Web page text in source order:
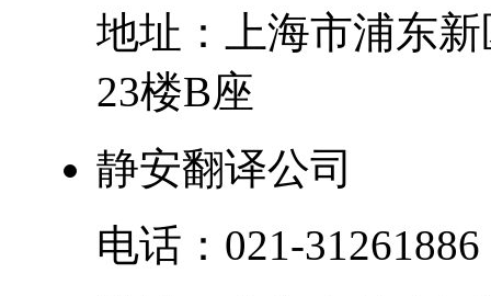
地址：
上海市浦东新
23楼B座
静安翻译公司
电话： 021-31261886